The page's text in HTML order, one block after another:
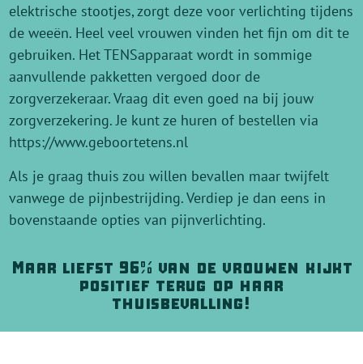
elektrische stootjes, zorgt deze voor verlichting tijdens
de weeën. Heel veel vrouwen vinden het fijn om dit te
gebruiken. Het TENSapparaat wordt in sommige
aanvullende pakketten vergoed door de
zorgverzekeraar. Vraag dit even goed na bij jouw
zorgverzekering. Je kunt ze huren of bestellen via
https://www.geboortetens.nl
Als je graag thuis zou willen bevallen maar twijfelt
vanwege de pijnbestrijding. Verdiep je dan eens in
bovenstaande opties van pijnverlichting.
Maar liefst 96% van de vrouwen kijkt
positief terug op haar
thuisbevalling!